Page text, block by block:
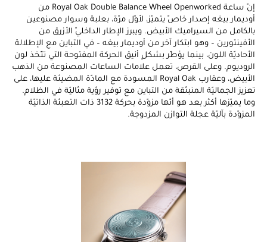
إنّ ساعة Royal Oak Double Balance Wheel Openworked من
أوديمار بيغه إصدار خاصّ يتميّز، لأوّل مرّة، بعلبة وسوار مصنوعين
بالكامل من السيراميك الأبيض. ويبرز الإطار الداخليّ الأزرق من
الأفينتورين – وهو ابتكار آخر من أوديمار بيغه – في التباين مع الإطلالة
الأحاديّة اللون، بينما يؤطّر بشكلٍ أنيق الحركة المفتوحة التي تتّخذ لون
الروديوم. وعلى القرص، تعمل علامات الساعات المصنوعة من الذهب
الأبيض، وعقارب Royal Oak المسودة مع المادّة المضيئة عليها، على
تعزيز الجماليّة المنبثقة من التباين مع توفير رؤية مثاليّة في الظلام.
وما يميّزها أكثر بعد هو أنّها مزوّدة بحركة 3132 ذات التعبئة الذاتيّة
المزوّدة بآليّة عجلة التوازن المزدوجة.